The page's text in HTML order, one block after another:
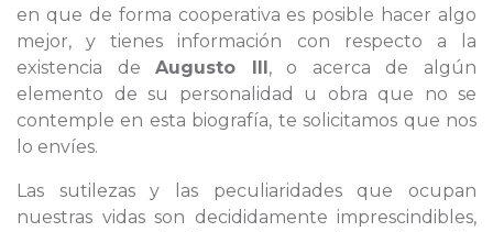
en que de forma cooperativa es posible hacer algo
mejor, y tienes información con respecto a la
existencia deAugusto III, o acerca de algún
elemento de su personalidad u obra que no se
contemple en esta biografía, te solicitamos que nos
lo envíes.
Las sutilezas y las peculiaridades que ocupan
nuestras vidas son decididamente imprescindibles,